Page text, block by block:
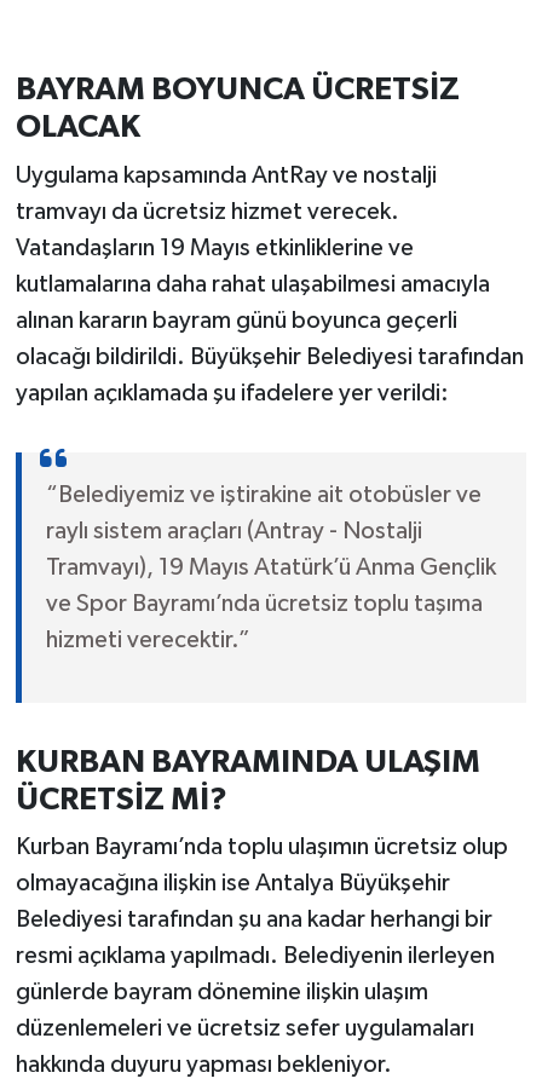
BAYRAM BOYUNCA ÜCRETSİZ
OLACAK
Uygulama kapsamında AntRay ve nostalji
tramvayı da ücretsiz hizmet verecek.
Vatandaşların 19 Mayıs etkinliklerine ve
kutlamalarına daha rahat ulaşabilmesi amacıyla
alınan kararın bayram günü boyunca geçerli
olacağı bildirildi. Büyükşehir Belediyesi tarafından
yapılan açıklamada şu ifadelere yer verildi:
“Belediyemiz ve iştirakine ait otobüsler ve
raylı sistem araçları (Antray - Nostalji
Tramvayı), 19 Mayıs Atatürk’ü Anma Gençlik
ve Spor Bayramı’nda ücretsiz toplu taşıma
hizmeti verecektir.”
KURBAN BAYRAMINDA ULAŞIM
ÜCRETSİZ Mİ?
Kurban Bayramı’nda toplu ulaşımın ücretsiz olup
olmayacağına ilişkin ise Antalya Büyükşehir
Belediyesi tarafından şu ana kadar herhangi bir
resmi açıklama yapılmadı. Belediyenin ilerleyen
günlerde bayram dönemine ilişkin ulaşım
düzenlemeleri ve ücretsiz sefer uygulamaları
hakkında duyuru yapması bekleniyor.